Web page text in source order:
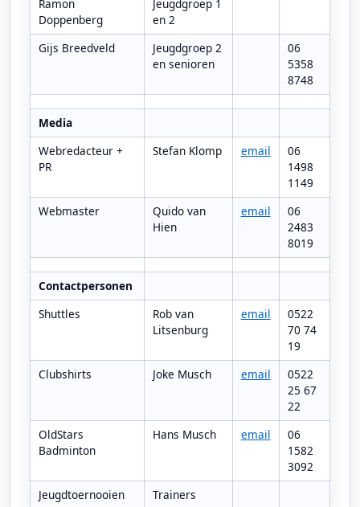
Ramon
Doppenberg
Jeugdgroep 1
en 2
Gijs Breedveld
Jeugdgroep 2
en senioren
06
5358
8748
Media
Webredacteur +
PR
Stefan Klomp email
06
1498
1149
Webmaster
Quido van
Hien
email
06
2483
8019
Contactpersonen
Shuttles
Rob van
Litsenburg
email
0522
70 74
19
Clubshirts
Joke Musch email
0522
25 67
22
OldStars
Badminton
Hans Musch email
06
1582
3092
Jeugdtoernooien
Trainers